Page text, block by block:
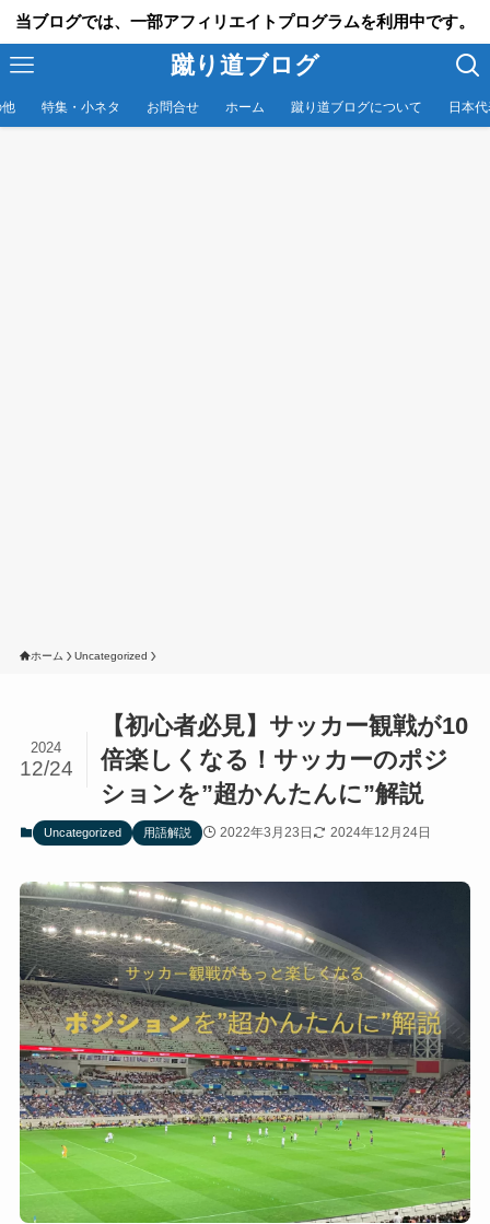
当ブログでは、一部アフィリエイトプログラムを利用中です。
蹴り道ブログ
特集・小ネタ お問合せ ホーム 蹴り道ブログについて 日本
ホーム Uncategorized
【初心者必見】サッカー観戦が10
倍楽しくなる！サッカーのポジ
ションを”超かんたんに”解説
2024
12/24
Uncategorized 用語解説 2022年3月23日 2024年12月24日